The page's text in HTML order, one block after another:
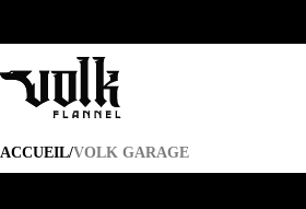
ACCUEIL/VOLK GARAGE
VOLK GARAGE